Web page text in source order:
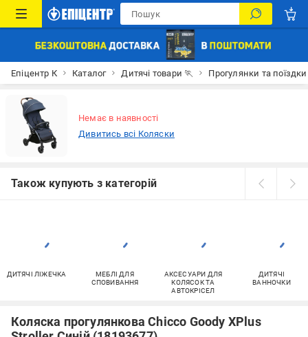
Епіцентр К Каталог Дитячі товари 🏃 Прогулянки та поїздки
Немає в наявності
Дивитись всі Коляски
Також купують з категорій
ДИТЯЧІ ЛІЖЕЧКА
МЕБЛІ ДЛЯ
СПОВИВАННЯ
АКСЕСУАРИ ДЛЯ
КОЛЯСОК ТА
АВТОКРІСЕЛ
ДИТЯЧІ
ВАННОЧКИ
Коляска прогулянкова Chicco Goody XPlus